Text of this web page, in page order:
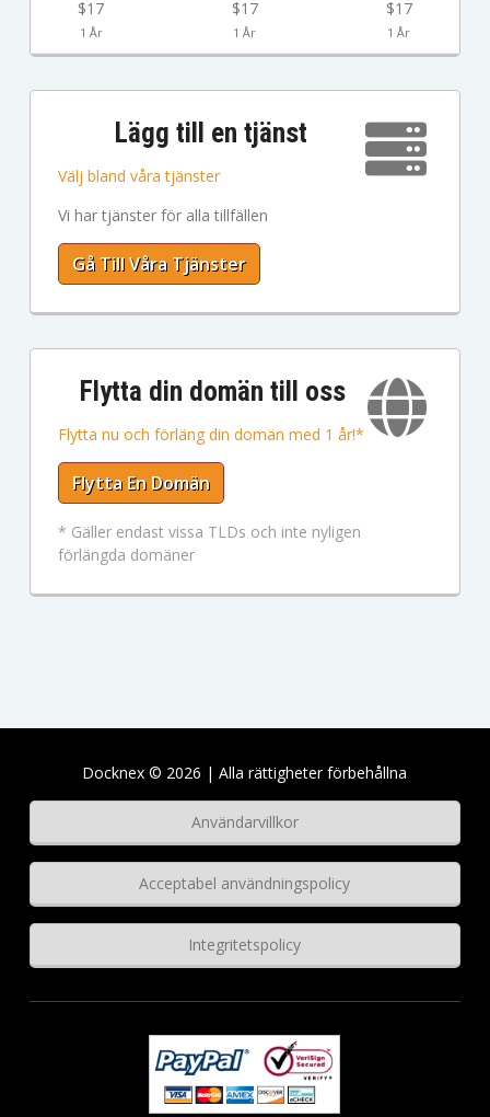
$17
1 År
$17
1 År
$17
1 År
Lägg till en tjänst
Välj bland våra tjänster
Vi har tjänster för alla tillfällen
Gå Till Våra Tjänster
Flytta din domän till oss
Flytta nu och förläng din domän med 1 år!*
Flytta En Domän
* Gäller endast vissa TLDs och inte nyligen
förlängda domäner
Docknex © 2026 | Alla rättigheter förbehållna
Användarvillkor
Acceptabel användningspolicy
Integritetspolicy